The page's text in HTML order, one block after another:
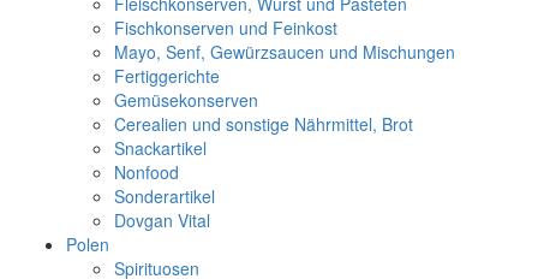
Fischkonserven und Feinkost
Mayo, Senf, Gewürzsaucen und Mischungen
Fertiggerichte
Gemüsekonserven
Cerealien und sonstige Nährmittel, Brot
Snackartikel
Nonfood
Sonderartikel
Dovgan Vital
Polen
Spirituosen